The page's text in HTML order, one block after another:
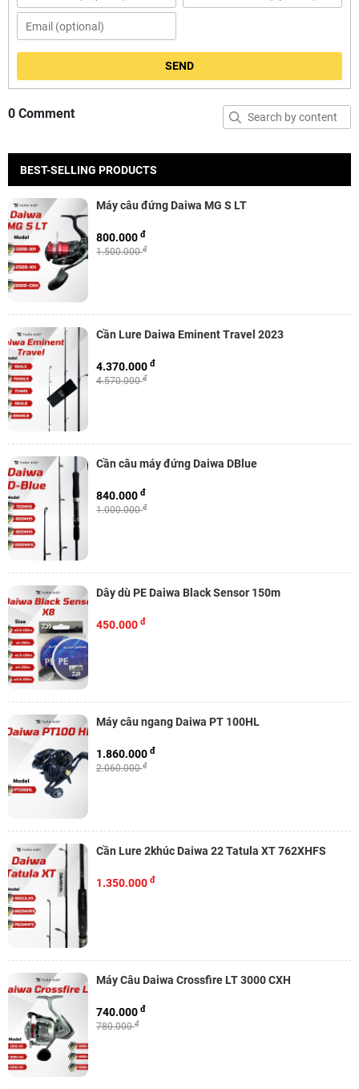
SEND
0 Comment
BEST-SELLING PRODUCTS
Máy câu đứng Daiwa MG S LT
1.500.000đ
800.000 đ
Cần Lure Daiwa Eminent Travel 2023
4.570.000đ
4.370.000 đ
Cần câu máy đứng Daiwa DBlue
1.000.000đ
840.000 đ
Dây dù PE Daiwa Black Sensor 150m
450.000 đ
Máy câu ngang Daiwa PT 100HL
2.060.000đ
1.860.000 đ
Cần Lure 2khúc Daiwa 22 Tatula XT 762XHFS
1.350.000 đ
Máy Câu Daiwa Crossfire LT 3000 CXH
780.000đ
740.000 đ